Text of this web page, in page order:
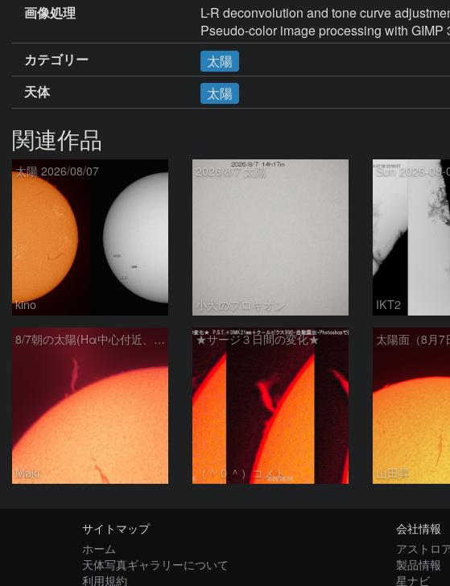
画像処理
L-R deconvolution and tone curve
カテゴリー
太陽
天体
太陽
関連作品
太陽 2026/08/07
kino
2026/8/7 太陽
小犬のプロキオン
Sun 2026-08-
IKT2
8/7朝の太陽(Hα中心付近、プロミネンス)
Maki
★サージ３日間の変化★
（＾０＾）コメト
太陽面（8月7
山田昇
サイトマップ
ホーム
天体写真ギャラリーについて
利用規約
会社情報
アストロ
製品情報
星ナビ